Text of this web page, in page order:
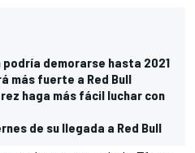
demorarse hasta 2021
más fuerte a Red Bull
haga más fácil luchar con
de su llegada a Red Bull